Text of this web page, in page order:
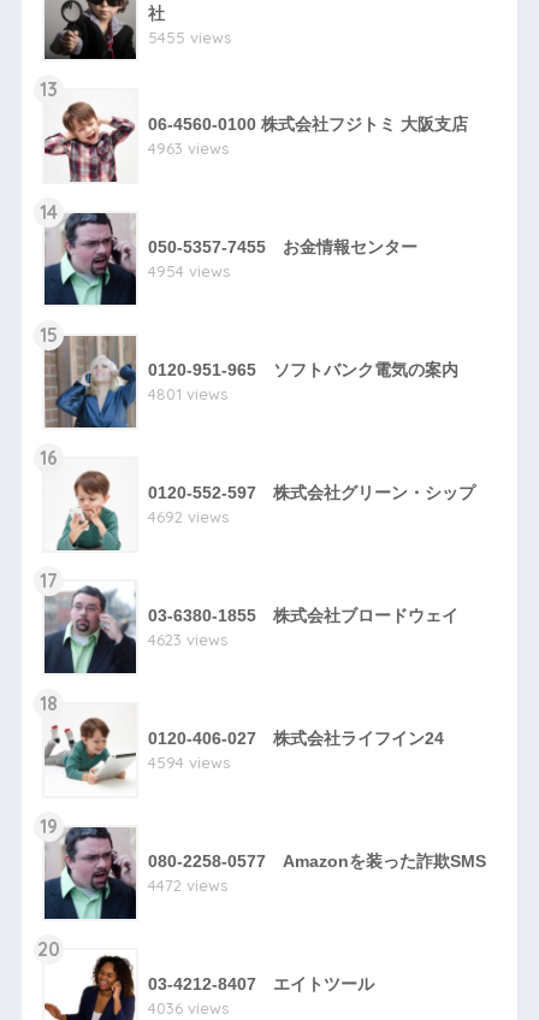
社
5455 views
13
06-4560-0100 株式会社フジトミ 大阪支店
4963 views
14
050-5357-7455 お金情報センター
4954 views
15
0120-951-965 ソフトバンク電気の案内
4801 views
16
0120-552-597 株式会社グリーン・シップ
4692 views
17
03-6380-1855 株式会社ブロードウェイ
4623 views
18
0120-406-027 株式会社ライフイン24
4594 views
19
080-2258-0577 Amazonを装った詐欺SMS
4472 views
20
03-4212-8407 エイトツール
4036 views